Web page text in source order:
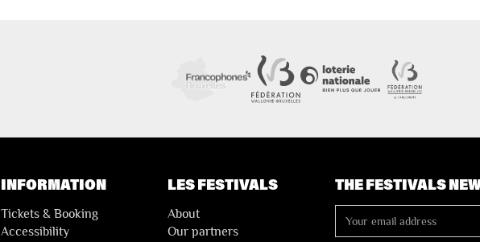
INFORMATION
Tickets & Booking
Accessibility
LES FESTIVALS
About
Our partners
THE FESTIVALS